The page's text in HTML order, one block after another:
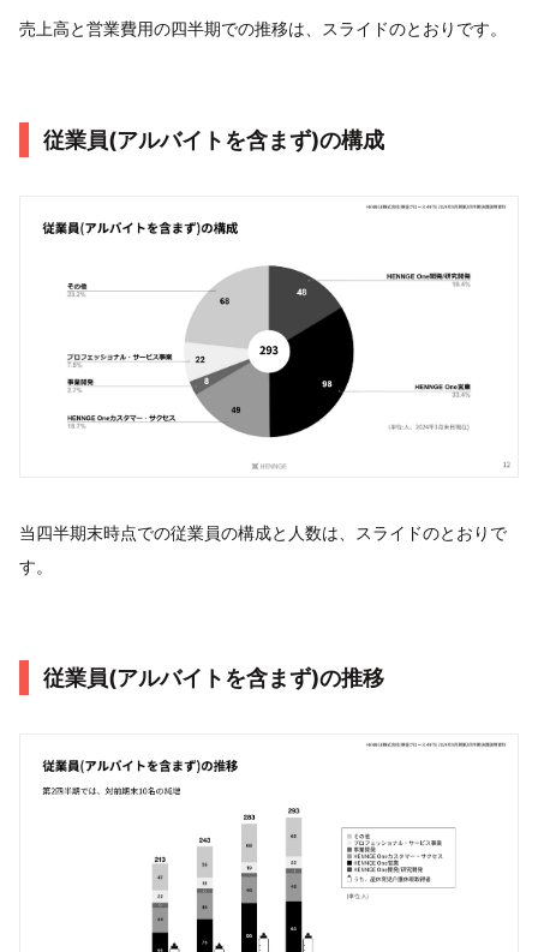
売上高と営業費用の四半期での推移は、スライドのとおりです。
従業員(アルバイトを含まず)の構成
当四半期末時点での従業員の構成と人数は、スライドのとおりで
す。
従業員(アルバイトを含まず)の推移